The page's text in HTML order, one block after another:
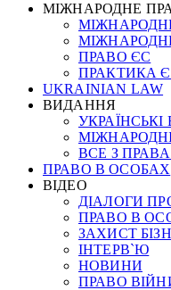
МІЖНАРОДНЕ
ПРАВО ЄС
ПРАКТИКА
UKRAINIAN LAW
ВИДАННЯ
ВСЕ З ПРАВА
ПРАВО В ОСОБАХ
ВІДЕО
ДІАЛОГИ
ПРАВО В
ЗАХИСТ
ІНТЕРВ`Ю
НОВИНИ
ПРАВО